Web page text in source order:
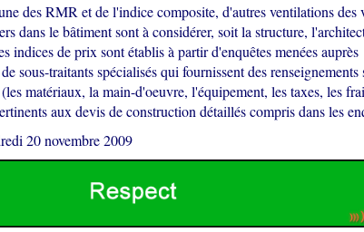
des RMR et de l'indice composite, d'autres ventilations des
dans le bâtiment sont à considérer, soit la structure,
indices de prix sont établis à partir d'enquêtes menées auprès
sous-traitants spécialisés qui fournissent des renseignements
matériaux, la main-d'oeuvre, l'équipement, les taxes, les
aux devis de construction détaillés compris dans les
20 novembre 2009